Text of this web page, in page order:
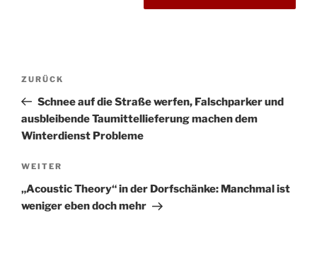
Beitragsnavigation
Vorheriger
Beitrag
ZURÜCK
Schnee auf die Straße werfen, Falschparker und
ausbleibende Taumittellieferung machen dem
Winterdienst Probleme
Nächster
Beitrag
WEITER
„Acoustic Theory“ in der Dorfschänke: Manchmal ist
weniger eben doch mehr